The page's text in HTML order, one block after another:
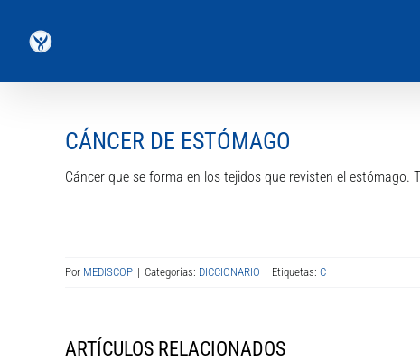
CÁNCER DE ESTÓMAGO
Cáncer que se forma en los tejidos que revisten el
Por MEDISCOP | Categorías: DICCIONARIO | Etiquetas: C
ARTÍCULOS RELACIONADOS